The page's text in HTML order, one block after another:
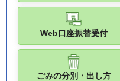
Web口座振替受付
ごみの分別・出し方